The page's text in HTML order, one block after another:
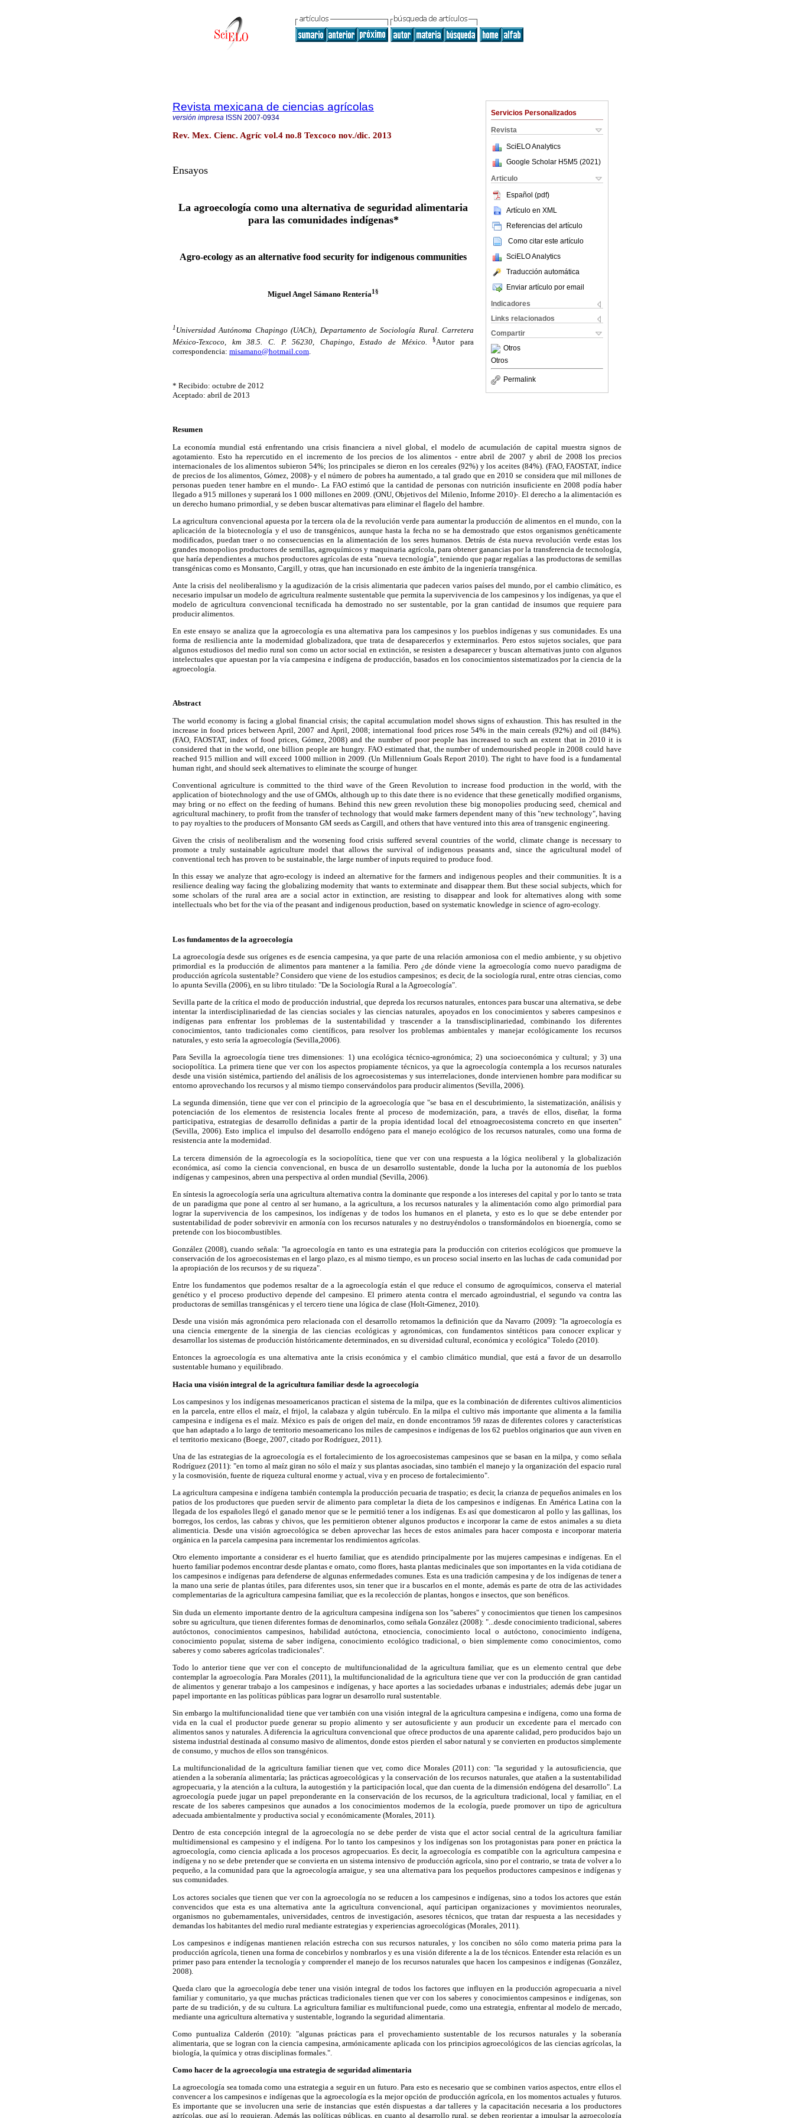
Servicios Personalizados
Revista
SciELO Analytics
Google Scholar H5M5 (2021 )
Articulo
Español (pdf)
Artículo en XML
Referencias del artículo
Como citar este artículo
SciELO Analytics
Traducción automática
Enviar artículo por email
Indicadores
Links relacionados
Compartir
Otros
Otros
Permalink
Revista mexicana de ciencias agrícolas
versión impresa ISSN 2007-0934
Rev. Mex. Cienc. Agríc vol.4 no.8 Texcoco nov./dic. 2013
Ensayos
La agroecología como una alternativa de seguridad alimentaria
para las comunidades indígenas*
Agro-ecology as an alternative food security for indigenous communities
Miguel Angel Sámano Rentería1§
1 Universidad Autónoma Chapingo (UACh), Departamento de Sociología Rural. Carretera
México-Texcoco, km 38.5. C. P. 56230, Chapingo, Estado de México.
§Autor para
correspondencia: misamano@hotmail.com
* Recibido: octubre de 2012
Aceptado: abril de 2013
Resumen
La economía mundial está enfrentando una crisis financiera a nivel global, el modelo de acumulación de capital muestra signos de
agotamiento. Esto ha repercutido en el incremento de los precios de los alimentos - entre abril de 2007 y abril de 2008 los precios
internacionales de los alimentos subieron 54%; los principales se dieron en los cereales (92%) y los aceites (84%). (FAO, FAOSTAT, índice
de precios de los alimentos, Gómez, 2008)- y el número de pobres ha aumentado, a tal grado que en 2010 se considera que mil millones de
personas pueden tener hambre en el mundo-. La FAO estimó que la cantidad de personas con nutrición insuficiente en 2008 podía haber
llegado a 915 millones y superará los 1 000 millones en 2009. (ONU, Objetivos del Milenio, Informe 2010)-. El derecho a la alimentación es
un derecho humano primordial, y se deben buscar alternativas para eliminar el flagelo del hambre.
La agricultura convencional apuesta por la tercera ola de la revolución verde para aumentar la producción de alimentos en el mundo, con la
aplicación de la biotecnología y el uso de transgénicos, aunque hasta la fecha no se ha demostrado que estos organismos genéticamente
modificados, puedan traer o no consecuencias en la alimentación de los seres humanos. Detrás de ésta nueva revolución verde estas los
grandes monopolios productores de semillas, agroquímicos y maquinaria agrícola, para obtener ganancias por la transferencia de tecnología,
que haría dependientes a muchos productores agrícolas de esta "nueva tecnología", teniendo que pagar regalías a las productoras de semillas
transgénicas como es Monsanto, Cargill, y otras, que han incursionado en este ámbito de la ingeniería transgénica.
Ante la crisis del neoliberalismo y la agudización de la crisis alimentaria que padecen varios países del mundo, por el cambio climático, es
necesario impulsar un modelo de agricultura realmente sustentable que permita la supervivencia de los campesinos y los indígenas, ya que el
modelo de agricultura convencional tecnificada ha demostrado no ser sustentable, por la gran cantidad de insumos que requiere para
producir alimentos.
En este ensayo se analiza que la agroecología es una alternativa para los campesinos y los pueblos indígenas y sus comunidades. Es una
forma de resiliencia ante la modernidad globalizadora, que trata de desaparecerlos y exterminarlos. Pero estos sujetos sociales, que para
algunos estudiosos del medio rural son como un actor social en extinción, se resisten a desaparecer y buscan alternativas junto con algunos
intelectuales que apuestan por la vía campesina e indígena de producción, basados en los conocimientos sistematizados por la ciencia de la
agroecología.
Abstract
The world economy is facing a global financial crisis; the capital accumulation model shows signs of exhaustion. This has resulted in the
increase in food prices between April, 2007 and April, 2008; international food prices rose 54% in the main cereals (92%) and oil (84%).
(FAO, FAOSTAT, index of food prices, Gómez, 2008) and the number of poor people has increased to such an extent that in 2010 it is
considered that in the world, one billion people are hungry. FAO estimated that, the number of undernourished people in 2008 could have
reached 915 million and will exceed 1000 million in 2009. (Un Millennium Goals Report 2010). The right to have food is a fundamental
human right, and should seek alternatives to eliminate the scourge of hunger.
Conventional agriculture is committed to the third wave of the Green Revolution to increase food production in the world, with the
application of biotechnology and the use of GMOs, although up to this date there is no evidence that these genetically modified organisms,
may bring or no effect on the feeding of humans. Behind this new green revolution these big monopolies producing seed, chemical and
agricultural machinery, to profit from the transfer of technology that would make farmers dependent many of this "new technology", having
to pay royalties to the producers of Monsanto GM seeds as Cargill, and others that have ventured into this area of transgenic engineering.
Given the crisis of neoliberalism and the worsening food crisis suffered several countries of the world, climate change is necessary to
promote a truly sustainable agriculture model that allows the survival of indigenous peasants and, since the agricultural model of
conventional tech has proven to be sustainable, the large number of inputs required to produce food.
In this essay we analyze that agro-ecology is indeed an alternative for the farmers and indigenous peoples and their communities. It is a
resilience dealing way facing the globalizing modernity that wants to exterminate and disappear them. But these social subjects, which for
some scholars of the rural area are a social actor in extinction, are resisting to disappear and look for alternatives along with some
intellectuals who bet for the via of the peasant and indigenous production, based on systematic knowledge in science of agro-ecology.
Los fundamentos de la agroecología
La agroecología desde sus orígenes es de esencia campesina, ya que parte de una relación armoniosa con el medio ambiente, y su objetivo
primordial es la producción de alimentos para mantener a la familia. Pero ¿de dónde viene la agroecología como nuevo paradigma de
producción agrícola sustentable? Considero que viene de los estudios campesinos; es decir, de la sociología rural, entre otras ciencias, como
lo apunta Sevilla (2006), en su libro titulado: "De la Sociología Rural a la Agroecología".
Sevilla parte de la crítica el modo de producción industrial, que depreda los recursos naturales, entonces para buscar una alternativa, se debe
intentar la interdisciplinariedad de las ciencias sociales y las ciencias naturales, apoyados en los conocimientos y saberes campesinos e
indígenas para enfrentar los problemas de la sustentabilidad y trascender a la transdisciplinariedad, combinando los diferentes
conocimientos, tanto tradicionales como científicos, para resolver los problemas ambientales y manejar ecológicamente los recursos
naturales, y esto sería la agroecología (Sevilla,2006).
Para Sevilla la agroecología tiene tres dimensiones: 1) una ecológica técnico-agronómica; 2) una socioeconómica y cultural; y 3) una
sociopolítica. La primera tiene que ver con los aspectos propiamente técnicos, ya que la agroecología contempla a los recursos naturales
desde una visión sistémica, partiendo del análisis de los agroecosistemas y sus interrelaciones, donde intervienen hombre para modificar su
entorno aprovechando los recursos y al mismo tiempo conservándolos para producir alimentos (Sevilla, 2006).
La segunda dimensión, tiene que ver con el principio de la agroecología que "se basa en el descubrimiento, la sistematización, análisis y
potenciación de los elementos de resistencia locales frente al proceso de modernización, para, a través de ellos, diseñar, la forma
participativa, estrategias de desarrollo definidas a partir de la propia identidad local del etnoagroecosistema concreto en que inserten"
(Sevilla, 2006). Esto implica el impulso del desarrollo endógeno para el manejo ecológico de los recursos naturales, como una forma de
resistencia ante la modernidad.
La tercera dimensión de la agroecología es la sociopolítica, tiene que ver con una respuesta a la lógica neoliberal y la globalización
económica, así como la ciencia convencional, en busca de un desarrollo sustentable, donde la lucha por la autonomía de los pueblos
indígenas y campesinos, abren una perspectiva al orden mundial (Sevilla, 2006).
En síntesis la agroecología sería una agricultura alternativa contra la dominante que responde a los intereses del capital y por lo tanto se trata
de un paradigma que pone al centro al ser humano, a la agricultura, a los recursos naturales y la alimentación como algo primordial para
lograr la supervivencia de los campesinos, los indígenas y de todos los humanos en el planeta, y esto es lo que se debe entender por
sustentabilidad de poder sobrevivir en armonía con los recursos naturales y no destruyéndolos o transformándolos en bioenergía, como se
pretende con los biocombustibles.
González (2008), cuando señala: "la agroecología en tanto es una estrategia para la producción con criterios ecológicos que promueve la
conservación de los agroecosistemas en el largo plazo, es al mismo tiempo, es un proceso social inserto en las luchas de cada comunidad por
la apropiación de los recursos y de su riqueza".
Entre los fundamentos que podemos resaltar de a la agroecología están el que reduce el consumo de agroquímicos, conserva el material
genético y el proceso productivo depende del campesino. El primero atenta contra el mercado agroindustrial, el segundo va contra las
productoras de semillas transgénicas y el tercero tiene una lógica de clase (Holt-Gimenez, 2010).
Desde una visión más agronómica pero relacionada con el desarrollo retomamos la definición que da Navarro (2009): "la agroecología es
una ciencia emergente de la sinergia de las ciencias ecológicas y agronómicas, con fundamentos sintéticos para conocer explicar y
desarrollar los sistemas de producción históricamente determinados, en su diversidad cultural, económica y ecológica" Toledo (2010).
Entonces la agroecología es una alternativa ante la crisis económica y el cambio climático mundial, que está a favor de un desarrollo
sustentable humano y equilibrado.
Hacia una visión integral de la agricultura familiar desde la agroecología
Los campesinos y los indígenas mesoamericanos practican el sistema de la milpa, que es la combinación de diferentes cultivos alimenticios
en la parcela, entre ellos el maíz, el frijol, la calabaza y algún tubérculo. En la milpa el cultivo más importante que alimenta a la familia
campesina e indígena es el maíz. México es país de origen del maíz, en donde encontramos 59 razas de diferentes colores y características
que han adaptado a lo largo de territorio mesoamericano los miles de campesinos e indígenas de los 62 pueblos originarios que aun viven en
el territorio mexicano (Boege, 2007, citado por Rodríguez, 2011).
Una de las estrategias de la agroecología es el fortalecimiento de los agroecosistemas campesinos que se basan en la milpa, y como señala
Rodríguez (2011): "en torno al maíz giran no sólo el maíz y sus plantas asociadas, sino también el manejo y la organización del espacio rural
y la cosmovisión, fuente de riqueza cultural enorme y actual, viva y en proceso de fortalecimiento".
La agricultura campesina e indígena también contempla la producción pecuaria de traspatio; es decir, la crianza de pequeños animales en los
patios de los productores que pueden servir de alimento para completar la dieta de los campesinos e indígenas. En América Latina con la
llegada de los españoles llegó el ganado menor que se le permitió tener a los indígenas. Es así que domesticaron al pollo y las gallinas, los
borregos, los cerdos, las cabras y chivos, que les permitieron obtener algunos productos e incorporar la carne de estos animales a su dieta
alimenticia. Desde una visión agroecológica se deben aprovechar las heces de estos animales para hacer composta e incorporar materia
orgánica en la parcela campesina para incrementar los rendimientos agrícolas.
Otro elemento importante a considerar es el huerto familiar, que es atendido principalmente por las mujeres campesinas e indígenas. En el
huerto familiar podemos encontrar desde plantas e ornato, como flores, hasta plantas medicinales que son importantes en la vida cotidiana de
los campesinos e indígenas para defenderse de algunas enfermedades comunes. Esta es una tradición campesina y de los indígenas de tener a
la mano una serie de plantas útiles, para diferentes usos, sin tener que ir a buscarlos en el monte, además es parte de otra de las actividades
complementarias de la agricultura campesina familiar, que es la recolección de plantas, hongos e insectos, que son benéficos.
Sin duda un elemento importante dentro de la agricultura campesina indígena son los "saberes" y conocimientos que tienen los campesinos
sobre su agricultura, que tienen diferentes formas de denominarlos, como señala González (2008): "...desde conocimiento tradicional, saberes
autóctonos, conocimientos campesinos, habilidad autóctona, etnociencia, conocimiento local o autóctono, conocimiento indígena,
conocimiento popular, sistema de saber indígena, conocimiento ecológico tradicional, o bien simplemente como conocimientos, como
saberes y como saberes agrícolas tradicionales".
Todo lo anterior tiene que ver con el concepto de multifuncionalidad de la agricultura familiar, que es un elemento central que debe
contemplar la agroecología. Para Morales (2011), la multifuncionalidad de la agricultura tiene que ver con la producción de gran cantidad
de alimentos y generar trabajo a los campesinos e indígenas, y hace aportes a las sociedades urbanas e industriales; además debe jugar un
papel importante en las políticas públicas para lograr un desarrollo rural sustentable.
Sin embargo la multifuncionalidad tiene que ver también con una visión integral de la agricultura campesina e indígena, como una forma de
vida en la cual el productor puede generar su propio alimento y ser autosuficiente y aun producir un excedente para el mercado con
alimentos sanos y naturales. A diferencia la agricultura convencional que ofrece productos de una aparente calidad, pero producidos bajo un
sistema industrial destinada al consumo masivo de alimentos, donde estos pierden el sabor natural y se convierten en productos simplemente
de consumo, y muchos de ellos son transgénicos.
La multifuncionalidad de la agricultura familiar tienen que ver, como dice Morales (2011) con: "la seguridad y la autosuficiencia, que
atienden a la soberanía alimentaría; las prácticas agroecológicas y la conservación de los recursos naturales, que atañen a la sustentabilidad
agropecuaria, y la atención a la cultura, la autogestión y la participación local, que dan cuenta de la dimensión endógena del desarrollo". La
agroecología puede jugar un papel preponderante en la conservación de los recursos, de la agricultura tradicional, local y familiar, en el
rescate de los saberes campesinos que aunados a los conocimientos modernos de la ecología, puede promover un tipo de agricultura
adecuada ambientalmente y productiva social y económicamente (Morales, 2011).
Dentro de esta concepción integral de la agroecología no se debe perder de vista que el actor social central de la agricultura familiar
multidimensional es campesino y el indígena. Por lo tanto los campesinos y los indígenas son los protagonistas para poner en práctica la
agroecología, como ciencia aplicada a los procesos agropecuarios. Es decir, la agroecología es compatible con la agricultura campesina e
indígena y no se debe pretender que se convierta en un sistema intensivo de producción agrícola, sino por el contrario, se trata de volver a lo
pequeño, a la comunidad para que la agroecología arraigue, y sea una alternativa para los pequeños productores campesinos e indígenas y
sus comunidades.
Los actores sociales que tienen que ver con la agroecología no se reducen a los campesinos e indígenas, sino a todos los actores que están
convencidos que esta es una alternativa ante la agricultura convencional, aquí participan organizaciones y movimientos neorurales,
organismos no gubernamentales, universidades, centros de investigación, asesores técnicos, que tratan dar respuesta a las necesidades y
demandas los habitantes del medio rural mediante estrategias y experiencias agroecológicas (Morales, 2011).
Los campesinos e indígenas mantienen relación estrecha con sus recursos naturales, y los conciben no sólo como materia prima para la
producción agrícola, tienen una forma de concebirlos y nombrarlos y es una visión diferente a la de los técnicos. Entender esta relación es un
primer paso para entender la tecnología y comprender el manejo de los recursos naturales que hacen los campesinos e indígenas (González,
2008).
Queda claro que la agroecología debe tener una visión integral de todos los factores que influyen en la producción agropecuaria a nivel
familiar y comunitario, ya que muchas prácticas tradicionales tienen que ver con los saberes y conocimientos campesinos e indígenas, son
parte de su tradición, y de su cultura. La agricultura familiar es multifuncional puede, como una estrategia, enfrentar al modelo de mercado,
mediante una agricultura alternativa y sustentable, logrando la seguridad alimentaria.
Como puntualiza Calderón (2010): "algunas prácticas para el provechamiento sustentable de los recursos naturales y la soberanía
alimentaria, que se logran con la ciencia campesina, armónicamente aplicada con los principios agroecológicos de las ciencias agrícolas, la
biología, la química y otras disciplinas formales.".
Como hacer de la agroecología una estrategia de seguridad alimentaria
La agroecología sea tomada como una estrategia a seguir en un futuro. Para esto es necesario que se combinen varios aspectos, entre ellos el
convencer a los campesinos e indígenas que la agroecología es la mejor opción de producción agrícola, en los momentos actuales y futuros.
Es importante que se involucren una serie de instancias que estén dispuestas a dar talleres y la capacitación necesaria a los productores
agrícolas, que así lo requieran. Además las políticas públicas, en cuanto al desarrollo rural, se deben reorientar a impulsar la agroecología